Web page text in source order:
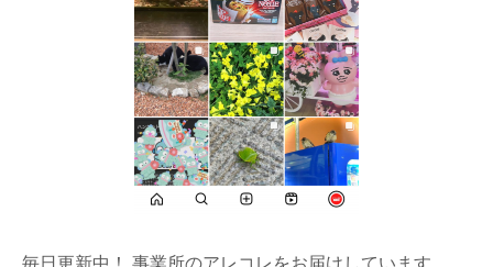
毎日更新中！ 事業所のアレコレをお届けしています。